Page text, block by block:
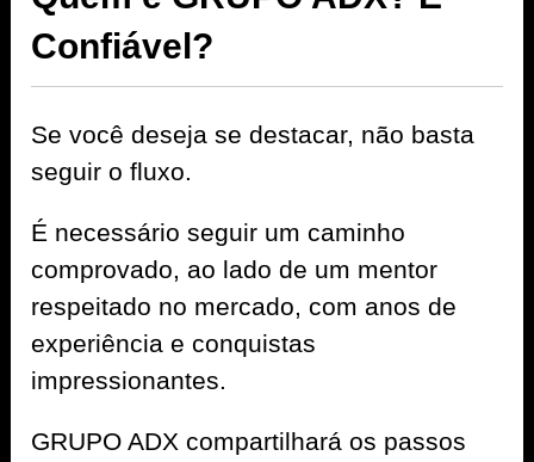
Confiável?
Se você deseja se destacar, não basta
seguir o fluxo.
É necessário seguir um caminho
comprovado, ao lado de um mentor
respeitado no mercado, com anos de
experiência e conquistas
impressionantes.
GRUPO ADX compartilhará os passos